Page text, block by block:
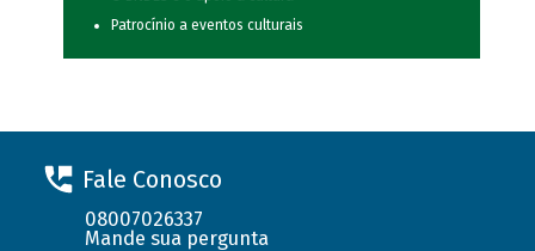
Patrocínio a eventos culturais
Fale Conosco
08007026337
Mande sua pergunta